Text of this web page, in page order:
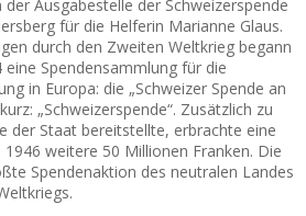
Ausgabestelle der Schweizerspende
für die Helferin Marianne Glaus.
durch den Zweiten Weltkrieg begann
eine Spendensammlung für die
in Europa: die „Schweizer Spende an
„Schweizerspende“. Zusätzlich zu
der Staat bereitstellte, erbrachte eine
weitere 50 Millionen Franken. Die
Spendenaktion des neutralen Landes